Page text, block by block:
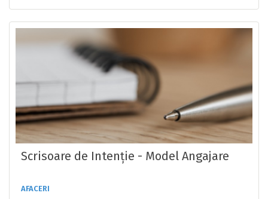
Scrisoare de Intenție - Model Angajare
AFACERI